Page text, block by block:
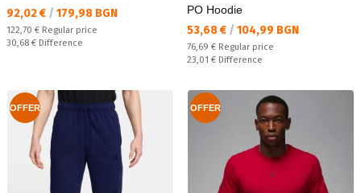
Текуща цена:
92,02 € / 179,98 BGN
Regular price:
122,70 € Regular price
Спестявате:
30,68 € Difference
PO Hoodie
Текуща цена:
53,68 € / 104,99 BGN
Regular price:
76,69 € Regular price
Спестявате:
23,01 € Difference
OFFER OFFER